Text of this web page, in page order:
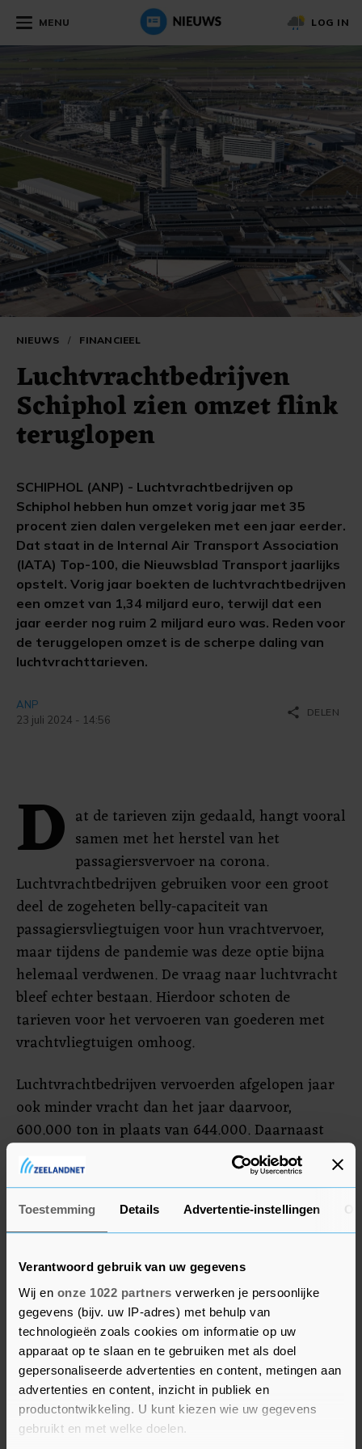
Toestemming Details Advertentie-instellingen
Verantwoord gebruik van uw gegevens
Wij en onze 1022 partners verwerken je persoonlijke
gegevens (bijv. uw IP-adres) met behulp van
technologieën zoals cookies om informatie op uw
apparaat op te slaan en te gebruiken met als doel
gepersonaliseerde advertenties en content, metingen aan
advertenties en content, inzicht in publiek en
productontwikkeling. U kunt kiezen wie uw gegevens
gebruikt en met welke doelen.
MENU LOG IN
NIEUWS / FINANCIEEL
Luchtvrachtbedrijven
Schiphol zien omzet flink
teruglopen
SCHIPHOL (ANP) - Luchtvrachtbedrijven op
Schiphol hebben hun omzet vorig jaar met 35
procent zien dalen vergeleken met een jaar eerder.
Dat staat in de Internal Air Transport Association
(IATA) Top-100, die Nieuwsblad Transport jaarlijks
opstelt. Vorig jaar boekten de luchtvrachtbedrijven
een omzet van 1,34 miljard euro, terwijl dat een
jaar eerder nog ruim 2 miljard euro was. Reden voor
de teruggelopen omzet is de scherpe daling van
luchtvrachttarieven.
ANP
23 juli 2024 - 14:56
share DELEN
D at de tarieven zijn gedaald, hangt vooral
samen met het herstel van het
passagiersvervoer na corona.
Luchtvrachtbedrijven gebruiken voor een groot
deel de zogeheten belly-capaciteit van
passagiersvliegtuigen voor hun vrachtvervoer,
maar tijdens de pandemie was deze optie bijna
helemaal verdwenen. De vraag naar luchtvracht
bleef echter bestaan. Hierdoor schoten de
tarieven voor het vervoeren van goederen met
vrachtvliegtuigen omhoog.
Luchtvrachtbedrijven vervoerden afgelopen jaar
ook minder vracht dan het jaar daarvoor,
600.000 ton in plaats van 644.000. Daarnaast
veranderden de soorten vracht die vervoerd
werden. Zo werden minder vleesproducten, vee,
bloemen, vruchten, groenten en elektronica
geëxporteerd. Medicijnen en vis gingen juist